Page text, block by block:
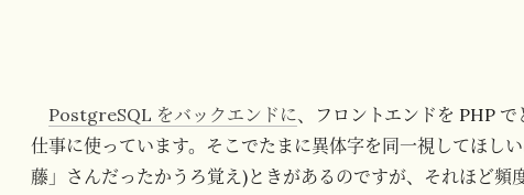
PostgreSQL をバックエンドに、フロントエンドを PHP
仕事に使っています。そこでたまに異体字を同一視してほし
藤」さんだったかうろ覚え)ときがあるのですが、それほど頻